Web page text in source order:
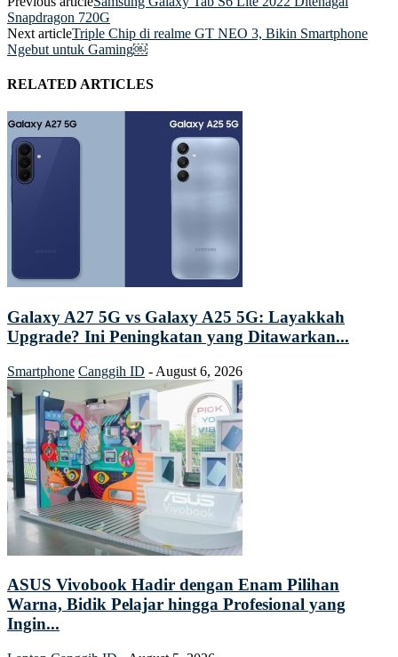
Snapdragon 720G
Next articleTriple Chip di realme GT NEO 3, Bikin Smartphone
Ngebut untuk Gaming￼
RELATED ARTICLES
Galaxy A27 5G vs Galaxy A25 5G: Layakkah
Upgrade? Ini Peningkatan yang Ditawarkan...
Smartphone Canggih ID - August 6, 2026
ASUS Vivobook Hadir dengan Enam Pilihan
Warna, Bidik Pelajar hingga Profesional yang
Ingin...